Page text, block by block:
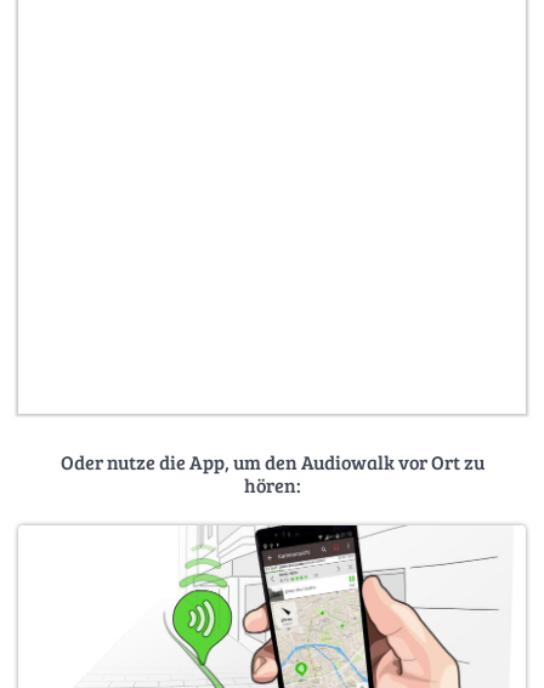
Oder nutze die App, um den Audiowalk vor Ort zu
hören: